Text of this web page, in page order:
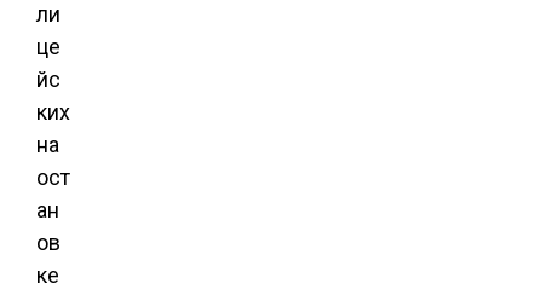
ли
це
йс
ких
на
ост
ан
ов
ке